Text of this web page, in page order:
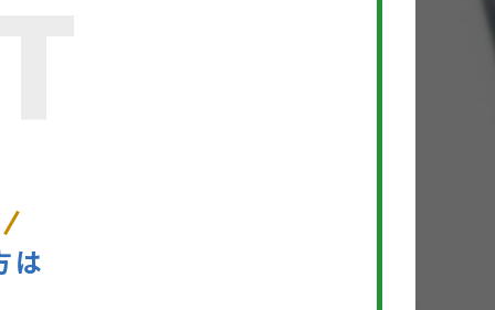
は